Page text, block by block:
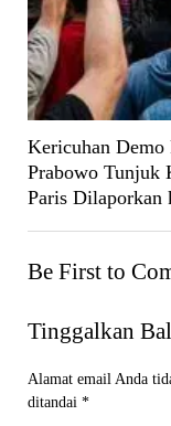
Kericuhan Demo
Prabowo Tunjuk
Paris Dilaporkan
Be First to
Tinggalkan
Alamat email Anda
ditandai *